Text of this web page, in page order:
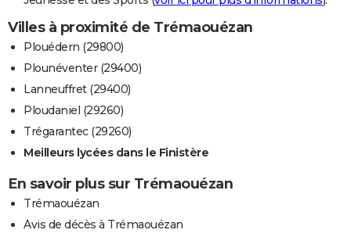
Villes à proximité de Trémaouézan
Plouédern (29800)
Plounéventer (29400)
Lanneuffret (29400)
Ploudaniel (29260)
Trégarantec (29260)
Meilleurs lycées dans le Finistère
En savoir plus sur Trémaouézan
Trémaouézan
Avis de décès à Trémaouézan